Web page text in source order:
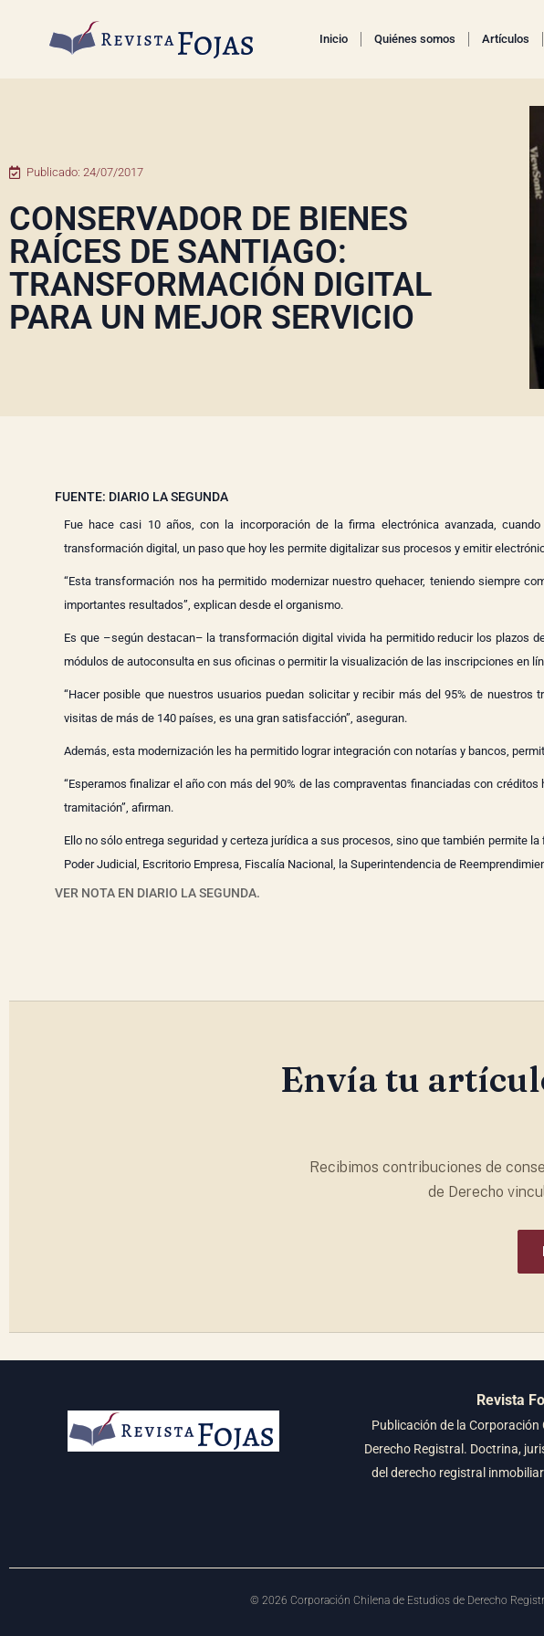
Inicio Quiénes somos Artículos
Publicado: 24/07/2017
CONSERVADOR DE BIENES
RAÍCES DE SANTIAGO:
TRANSFORMACIÓN DIGITAL
PARA UN MEJOR SERVICIO
FUENTE: DIARIO LA SEGUNDA
Fue hace casi 10 años, con la incorporación de la firma electrónica avanzada,
transformación digital, un paso que hoy les permite digitalizar sus procesos y emitir
“Esta transformación nos ha permitido modernizar nuestro quehacer, teniendo siempre
importantes resultados”, explican desde el organismo.
Es que –según destacan– la transformación digital vivida ha permitido reducir los plazos
módulos de autoconsulta en sus oficinas o permitir la visualización de las inscripciones en
“Hacer posible que nuestros usuarios puedan solicitar y recibir más del 95% de
visitas de más de 140 países, es una gran satisfacción”, aseguran.
Además, esta modernización les ha permitido lograr integración con notarías y bancos,
“Esperamos finalizar el año con más del 90% de las compraventas financiadas con
tramitación”, afirman.
Ello no sólo entrega seguridad y certeza jurídica a sus procesos, sino que también permite
Poder Judicial, Escritorio Empresa, Fiscalía Nacional, la Superintendencia de
VER NOTA EN DIARIO LA SEGUNDA.
Envía tu
Recibimos contribuciones de
de Derecho
Revista
Publicación de la Corporación
Derecho Registral. Doctrina,
del derecho registral
© 2026 Corporación Chilena de Estudios de Derecho